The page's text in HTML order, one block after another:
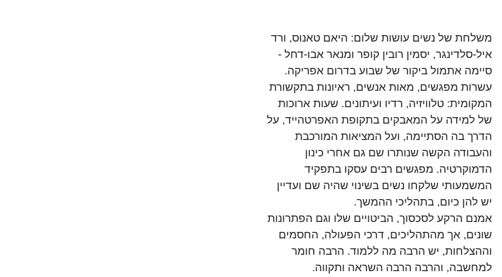
משלחת של נשים עושות שלום: היאם טאנוס, ורד
איל-סלדינגר, יסמין רובין קופר ומנאר אבו-דחל -
סיימה אתמול ביקור של שבוע בדרום אפריקה.
עשרות מפגשים, מאות אנשים, ראיונות בתקשורת
המקומית: טלוויזיה, רדיו ועיתונים. שעות ארוכות
של למידה על המאבקים בתקופת האפרטהייד, על
הדרך בה הסתיימה, ועל המציאות המורכבת
והעבודה הקשה שנותרו שם גם אחרי כינון
הדמוקרטיה. מפגשים רבים עסקו בתפקיד
המשמעותי שלקחו נשים בשינוי שהיה שם ועדיין
יש להן כיום, בתהליכי ההמשך.
אמנם הרקע לסכסוך, הביטויים שלו וגם הפתרונות
שונים, אך מהתהליכים, דרכי הפעולה, החסמים
וההצלחות, יש הרבה מה ללמוד. הרבה חומר
למחשבה, והרבה הרבה השראה ותקווה.